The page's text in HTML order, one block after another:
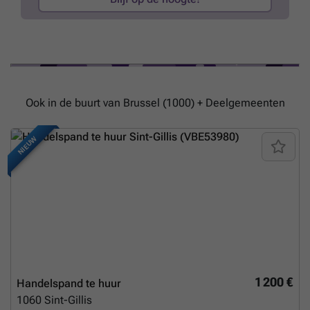
Ook in de buurt van Brussel (1000) + Deelgemeenten
NIEUW
1 200 €
Handelspand te huur
1060 Sint-Gillis